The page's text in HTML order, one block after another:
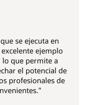
se ejecuta en
ejemplo
que permite a
el potencial de
profesionales de